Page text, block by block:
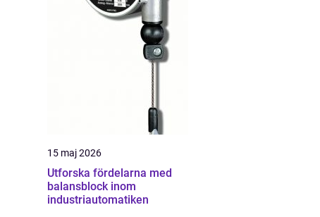
15 maj 2026
Utforska fördelarna med
balansblock inom
industriautomatiken